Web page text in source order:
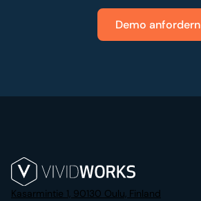
Demo anfordern
Kasarmintie 1, 90130 Oulu, Finland